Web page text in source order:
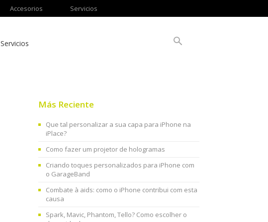
Accesorios Servicios
Servicios
Más Reciente
Que tal personalizar a sua capa para iPhone na
iPlace?
Como fazer um projetor de hologramas
Criando toques personalizados para iPhone com
o GarageBand
Combate à aids: como o iPhone contribui com esta
causa
Spark, Mavic, Phantom, Tello? Como escolher o